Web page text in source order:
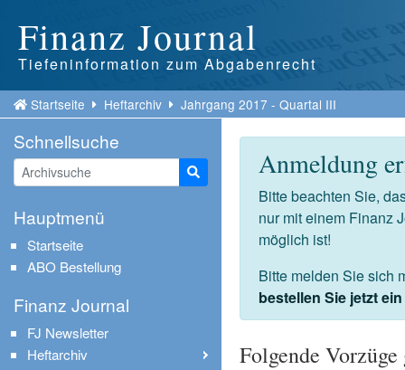
Finanz Journal
Tiefeninformation zum Abgabenrecht
Startseite Heftarchiv Jahrgang 2017 - Quartal III
Anmeldung
Bitte beachten Sie,
nur mit einem Finanz
möglich ist!
Bitte melden Sie sich
bestellen Sie jetzt
Folgende
Schnellsuche
Suche starten
Hauptmenü
Startseite
ABO Bestellung
Finanz Journal
FJ Newsletter
Heftarchiv